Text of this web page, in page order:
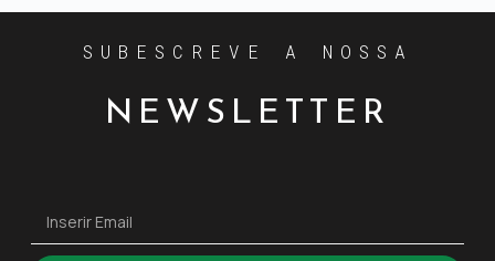
SUBESCREVE A NOSSA
NEWSLETTER